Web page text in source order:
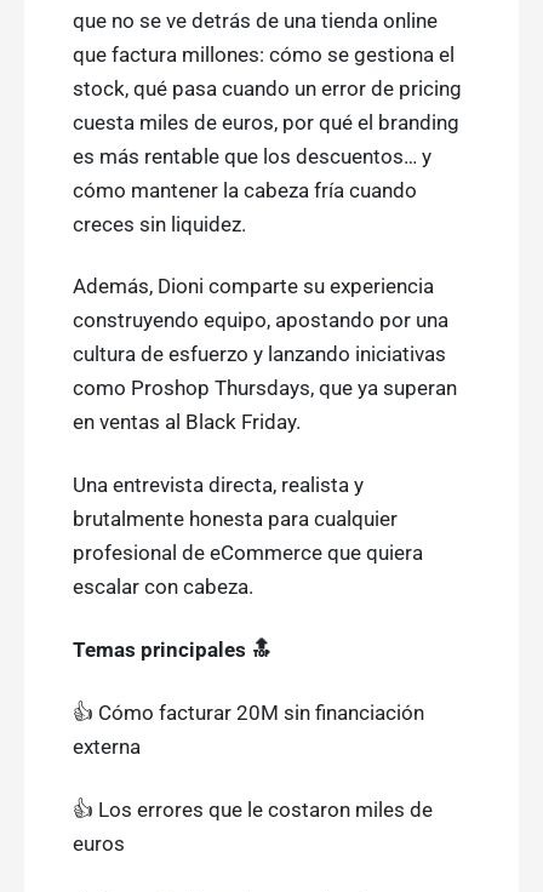
que no se ve detrás de una tienda online
que factura millones: cómo se gestiona el
stock, qué pasa cuando un error de pricing
cuesta miles de euros, por qué el branding
es más rentable que los descuentos… y
cómo mantener la cabeza fría cuando
creces sin liquidez.
Además, Dioni comparte su experiencia
construyendo equipo, apostando por una
cultura de esfuerzo y lanzando iniciativas
como Proshop Thursdays, que ya superan
en ventas al Black Friday.
Una entrevista directa, realista y
brutalmente honesta para cualquier
profesional de eCommerce que quiera
escalar con cabeza.
Temas principales 🔝
👍 Cómo facturar 20M sin financiación
externa
👍 Los errores que le costaron miles de
euros